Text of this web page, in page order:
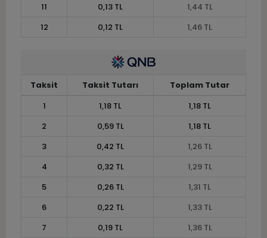
11
0,13 TL
1,44 TL
12
0,12 TL 1,46 TL
Taksit Taksit Tutarı
Toplam Tutar
1
1,18 TL
1,18 TL
2
0,59 TL
1,18 TL
3
0,42 TL
1,26 TL
4
0,32 TL
1,29 TL
5
0,26 TL
1,31 TL
6
0,22 TL
1,33 TL
7
0,19 TL 1,36 TL